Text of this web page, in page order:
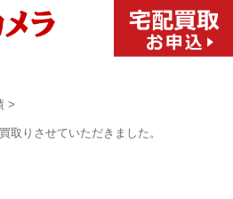
>
取りさせていただきました。